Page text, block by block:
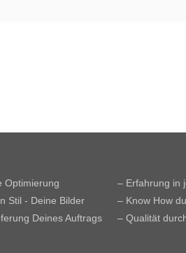
Optimierung
Stil - Deine Bilder
Deines Auftrags
– Erfahrung in
– Know How
– Qualität